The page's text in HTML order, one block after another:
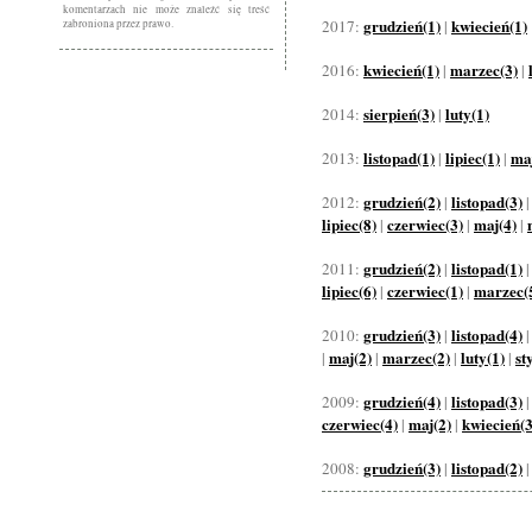
komentarzach nie może znaleźć się treść
zabroniona przez prawo.
2017: grudzień(1) | kwiecień(1)
2016: kwiecień(1) | marzec(3) |
2014: sierpień(3) | luty(1)
2013: listopad(1) | lipiec(1) |
2012: grudzień(2) | listopad(3) |
lipiec(8) | czerwiec(3) | maj(4) |
2011: grudzień(2) | listopad(1) |
lipiec(6) | czerwiec(1) |
2010: grudzień(3) | listopad(4) |
| maj(2) | marzec(2) | luty(1) |
2009: grudzień(4) | listopad(3) |
czerwiec(4) | maj(2) |
2008: grudzień(3) | listopad(2) |